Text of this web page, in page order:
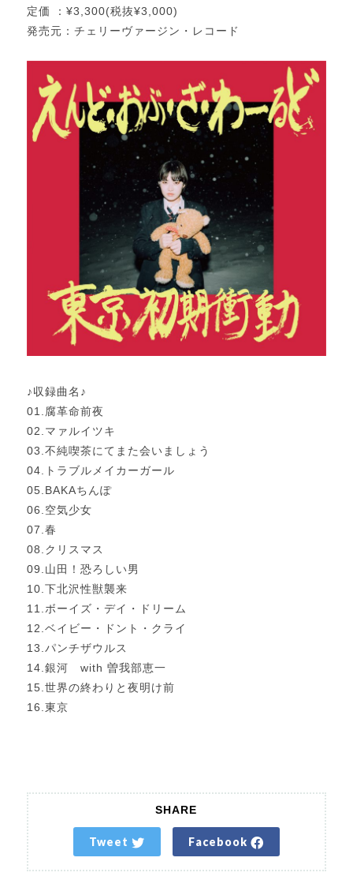
定価 ：¥3,300(税抜¥3,000)
発売元：チェリーヴァージン・レコード
♪収録曲名♪
01.腐革命前夜
02.マァルイツキ
03.不純喫茶にてまた会いましょう
04.トラブルメイカーガール
05.BAKAちんぽ
06.空気少女
07.春
08.クリスマス
09.山田！恐ろしい男
10.下北沢性獣襲来
11.ボーイズ・デイ・ドリーム
12.ベイビー・ドント・クライ
13.パンチザウルス
14.銀河 with 曽我部恵一
15.世界の終わりと夜明け前
16.東京
SHARE
Tweet Facebook